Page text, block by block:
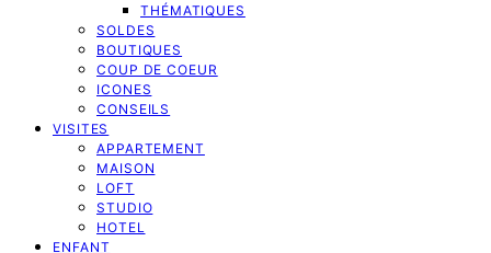
THÉMATIQUES
SOLDES
BOUTIQUES
COUP DE COEUR
ICONES
CONSEILS
VISITES
APPARTEMENT
MAISON
LOFT
STUDIO
HOTEL
ENFANT